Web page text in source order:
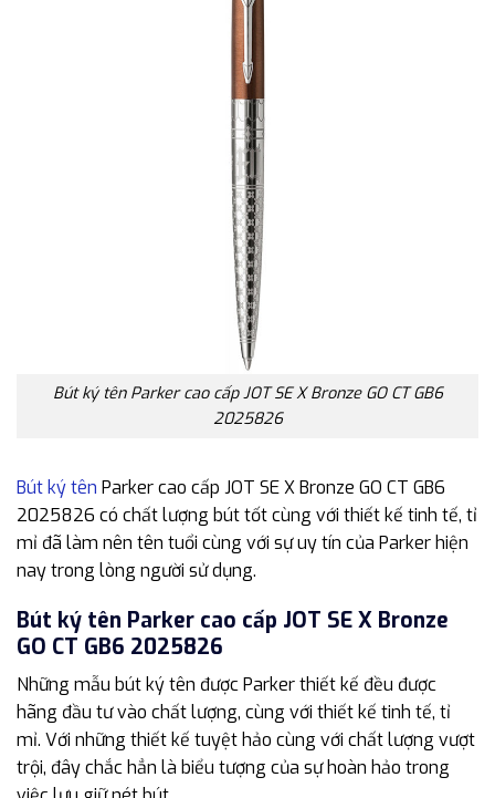
Bút ký tên Parker cao cấp JOT SE X Bronze GO CT GB6
2025826
Bút ký tên Parker cao cấp JOT SE X Bronze GO CT GB6
2025826 có chất lượng bút tốt cùng với thiết kế tinh tế, tỉ
mỉ đã làm nên tên tuổi cùng với sự uy tín của Parker hiện
nay trong lòng người sử dụng.
Bút ký tên Parker cao cấp JOT SE X Bronze
GO CT GB6 2025826
Những mẫu bút ký tên được Parker thiết kế đều được
hãng đầu tư vào chất lượng, cùng với thiết kế tinh tế, tỉ
mỉ. Với những thiết kế tuyệt hảo cùng với chất lượng vượt
trội, đây chắc hẳn là biểu tượng của sự hoàn hảo trong